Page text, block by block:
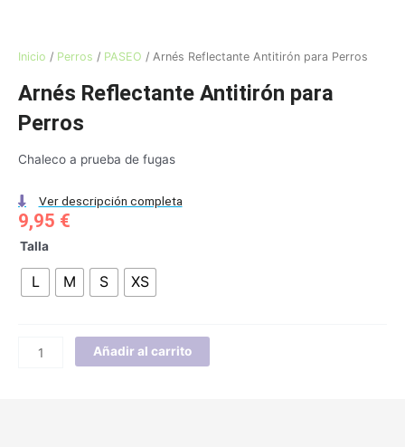
Otros
Blog
Inicio / Perros / PASEO / Arnés Reflectante Antitirón para Perros
Arnés Reflectante Antitirón para
Perros
Chaleco a prueba de fugas
Ver descripción completa
9,95 €
Talla
L M S XS
Arnés
Antitirón
Añadir al carrito